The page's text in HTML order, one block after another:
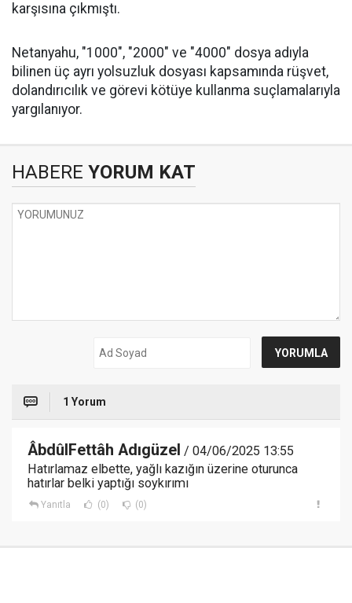
karşısına çıkmıştı.
Netanyahu, "1000", "2000" ve "4000" dosya adıyla
bilinen üç ayrı yolsuzluk dosyası kapsamında rüşvet,
dolandırıcılık ve görevi kötüye kullanma suçlamalarıyla
yargılanıyor.
HABERE YORUM KAT
1 Yorum
ÂbdûlFettâh Adıgüzel / 04/06/2025 13:55
Hatırlamaz elbette, yağlı kazığın üzerine oturunca
hatırlar belki yaptığı soykırımı
Yanıtla (0) (0)